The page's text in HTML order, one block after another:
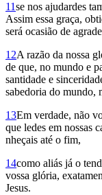
11se nos ajudardes
Assim essa graça,
será ocasião de
12A razão da nossa
de que, no mundo e
santidade e
sabedoria do mundo,
13Em verdade, não
que ledes em nossas
nheçais até o fim,
14como aliás já o
vossa glória,
Jesus.